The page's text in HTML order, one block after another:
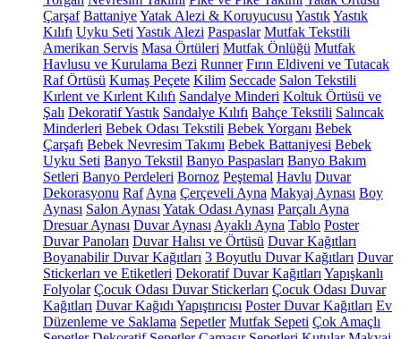
Çarşaf BattaniyeYatak Alezi & Koruyucusu YastıkYastık
Kılıfı Uyku Seti Yastık Alezi Paspaslar Mutfak Tekstili
Amerikan Servis Masa Örtüleri Mutfak Önlüğü Mutfak
Havlusu ve Kurulama Bezi Runner Fırın Eldiveni ve Tutacak
Raf Örtüsü Kumaş Peçete Kilim Seccade Salon Tekstili
Kırlent ve Kırlent Kılıfı Sandalye Minderi Koltuk Örtüsü ve
Şalı Dekoratif Yastık Sandalye Kılıfı Bahçe Tekstili Salıncak
Minderleri Bebek Odası Tekstili Bebek Yorganı Bebek
Çarşafı Bebek Nevresim Takımı Bebek Battaniyesi Bebek
Uyku Seti Banyo Tekstil Banyo Paspasları Banyo Bakım
Setleri Banyo Perdeleri Bornoz Peştemal Havlu Duvar
Dekorasyonu Raf Ayna Çerçeveli Ayna Makyaj Aynası Boy
Aynası Salon Aynası Yatak Odası Aynası Parçalı Ayna
Dresuar Aynası Duvar Aynası Ayaklı Ayna Tablo Poster
Duvar Panoları Duvar Halısı ve Örtüsü Duvar Kağıtları
Boyanabilir Duvar Kağıtları 3 Boyutlu Duvar Kağıtları Duvar
Stickerları ve Etiketleri Dekoratif Duvar Kağıtları Yapışkanlı
Folyolar Çocuk Odası Duvar Stickerları Çocuk Odası Duvar
Kağıtları Duvar Kağıdı Yapıştırıcısı Poster Duvar Kağıtları Ev
Düzenleme ve Saklama Sepetler Mutfak Sepeti Çok Amaçlı